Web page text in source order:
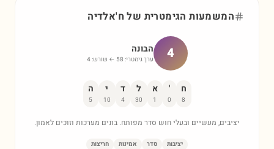
המשמעות הגימטרית של ח'אלדיה
4 הבונה
ערך גימטרי: 58 ← שורש: 4
ח
8
'
0
א
1
ל
30
ד
4
י
10
ה
5
יציבים, מעשיים ובעלי חוש סדר מפותח. בונים מערכות וזוכים לאמון.
יציבות סדר אמינות חריצות